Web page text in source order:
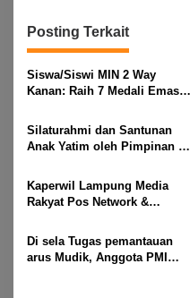
Posting Terkait
Siswa/Siswi MIN 2 Way
Kanan: Raih 7 Medali Emas
Gubernur Lampung Cup 2
Taekwondo Championship
Silaturahmi dan Santunan
Anak Yatim oleh Pimpinan PT
Idul Fitri di Way Kanan
Kaperwil Lampung Media
Rakyat Pos Network &
Network,Tergabung Di Forum
DPC KWRI, Way Kanan :
Mengucapkan Selamat Hari
Di sela Tugas pemantauan
arus Mudik, Anggota PMI